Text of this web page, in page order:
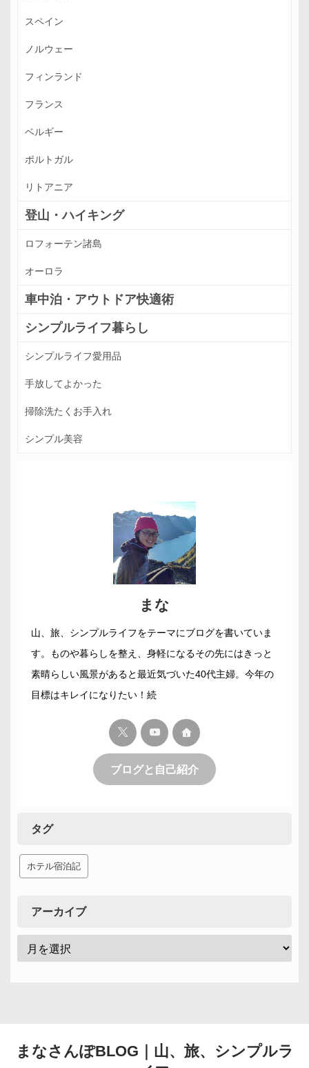
スペイン
ノルウェー
フィンランド
フランス
ベルギー
ポルトガル
リトアニア
登山・ハイキング
ロフォーテン諸島
オーロラ
車中泊・アウトドア快適術
シンプルライフ暮らし
シンプルライフ愛用品
手放してよかった
掃除洗たくお手入れ
シンプル美容
まな
山、旅、シンプルライフをテーマにブログを書いていま
す。ものや暮らしを整え、身軽になるその先にはきっと
素晴らしい風景があると最近気づいた40代主婦。今年の
目標はキレイになりたい！続
ブログと自己紹介
タグ
ホテル宿泊記
アーカイブ
まなさんぽBLOG｜山、旅、シンプルラ